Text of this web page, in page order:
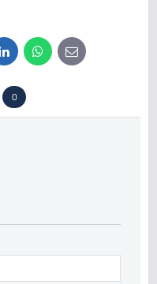
LinkedInWhatsApp
E-
mail
0